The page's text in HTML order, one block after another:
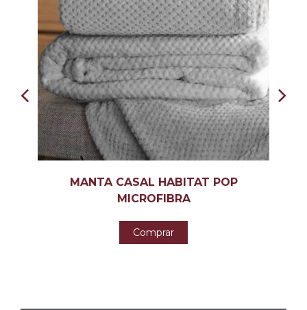
MANTA CASAL HABITAT POP
MICROFIBRA
Comprar